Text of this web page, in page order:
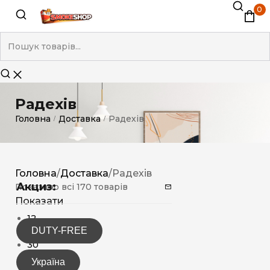
0
Радехів
Головна / Доставка / Радехів
Акциз:
DUTY-FREE
Україна
Головна/Доставка/Радехів
Показано всі 170 товарів
Показати
12
15
30